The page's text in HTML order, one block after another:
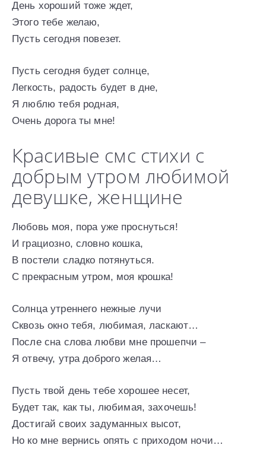
День хороший тоже ждет,
Этого тебе желаю,
Пусть сегодня повезет.
Пусть сегодня будет солнце,
Легкость, радость будет в дне,
Я люблю тебя родная,
Очень дорога ты мне!
Красивые смс стихи с
добрым утром любимой
девушке, женщине
Любовь моя, пора уже проснуться!
И грациозно, словно кошка,
В постели сладко потянуться.
С прекрасным утром, моя крошка!
Солнца утреннего нежные лучи
Сквозь окно тебя, любимая, ласкают…
После сна слова любви мне прошепчи –
Я отвечу, утра доброго желая…
Пусть твой день тебе хорошее несет,
Будет так, как ты, любимая, захочешь!
Достигай своих задуманных высот,
Но ко мне вернись опять с приходом ночи…